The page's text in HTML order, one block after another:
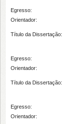
Egresso:
Orientador:
Título da Dissertação:
Egresso:
Orientador:
Título da Dissertação:
Egresso:
Orientador: